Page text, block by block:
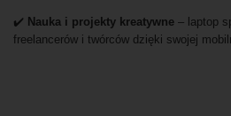
✔️ Nauka i projekty kreatywne – laptop
freelancerów i twórców dzięki swojej